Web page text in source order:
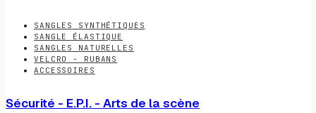
SANGLES SYNTHÉTIQUES
SANGLE ÉLASTIQUE
SANGLES NATURELLES
VELCRO - RUBANS
ACCESSOIRES
Sécurité - E.P.I. - Arts de la scène